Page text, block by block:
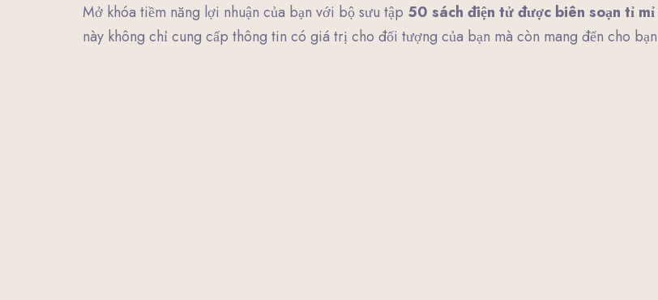
Mở khóa tiềm năng lợi nhuận của bạn với bộ sưu tập 50 sách điện tử được biên soạn tỉ mỉ
này không chỉ cung cấp thông tin có giá trị cho đối tượng của bạn mà còn mang đến cho